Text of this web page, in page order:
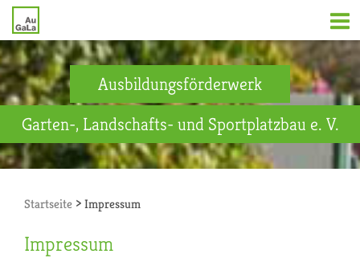
Ausbildungsförderwerk
Garten-, Landschafts- und Sportplatzbau e. V.
Startseite > Impressum
Impressum